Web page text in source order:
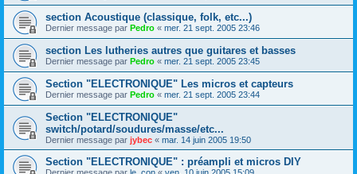
section Acoustique (classique, folk, etc...)
Dernier message par Pedro « mer. 21 sept. 2005 23:46
section Les lutheries autres que guitares et basses
Dernier message par Pedro « mer. 21 sept. 2005 23:45
Section "ELECTRONIQUE" Les micros et capteurs
Dernier message par Pedro « mer. 21 sept. 2005 23:44
Section "ELECTRONIQUE"
switch/potard/soudures/masse/etc...
Dernier message par jybec « mar. 14 juin 2005 19:50
Section "ELECTRONIQUE" : préampli et micros DIY
Dernier message par le_con « ven. 10 juin 2005 15:09